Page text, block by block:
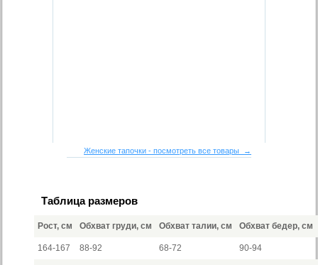
Женские тапочки - посмотреть все товары →
Таблица размеров
Рост, см Обхват груди, см Обхват талии, см Обхват бедер, см
164-167 88-92 68-72 90-94